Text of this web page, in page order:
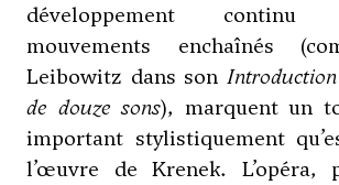
développement
mouvements enchaînés
Leibowitz dans son
de douze sons), marquent un
important stylistiquement
l’œuvre de Krenek. L’opéra,